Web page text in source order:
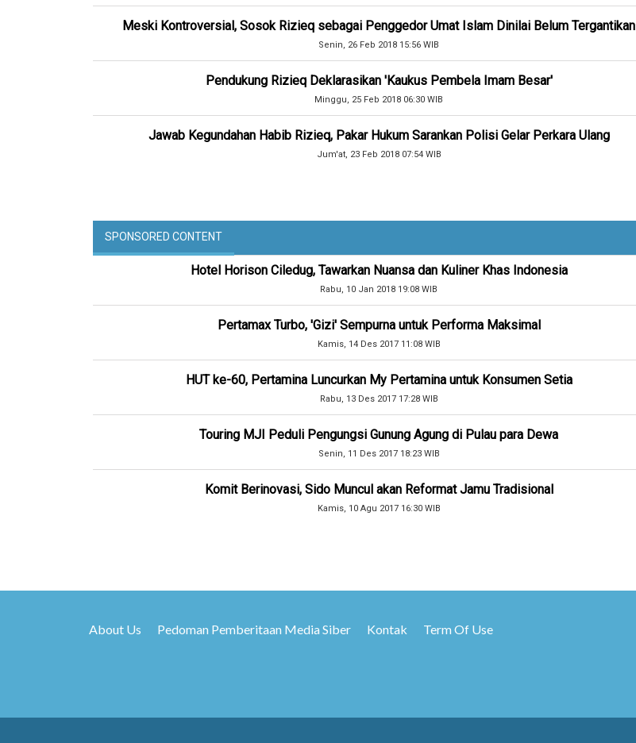
Meski Kontroversial, Sosok Rizieq sebagai Penggedor Umat Islam Dinilai Belum Tergantikan
Senin, 26 Feb 2018 15:56 WIB
Pendukung Rizieq Deklarasikan 'Kaukus Pembela Imam Besar'
Minggu, 25 Feb 2018 06:30 WIB
Jawab Kegundahan Habib Rizieq, Pakar Hukum Sarankan Polisi Gelar Perkara Ulang
Jum'at, 23 Feb 2018 07:54 WIB
SPONSORED CONTENT
Hotel Horison Ciledug, Tawarkan Nuansa dan Kuliner Khas Indonesia
Rabu, 10 Jan 2018 19:08 WIB
Pertamax Turbo, 'Gizi' Sempurna untuk Performa Maksimal
Kamis, 14 Des 2017 11:08 WIB
HUT ke-60, Pertamina Luncurkan My Pertamina untuk Konsumen Setia
Rabu, 13 Des 2017 17:28 WIB
Touring MJI Peduli Pengungsi Gunung Agung di Pulau para Dewa
Senin, 11 Des 2017 18:23 WIB
Komit Berinovasi, Sido Muncul akan Reformat Jamu Tradisional
Kamis, 10 Agu 2017 16:30 WIB
About Us Pedoman Pemberitaan Media Siber Kontak Term Of Use